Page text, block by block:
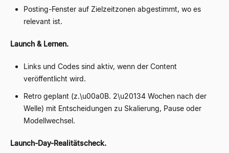
Posting-Fenster auf Zielzeitzonen abgestimmt, wo es
relevant ist.
Launch & Lernen.
Links und Codes sind aktiv, wenn der Content
veröffentlicht wird.
Retro geplant (z.\u00a0B. 2\u20134 Wochen nach der
Welle) mit Entscheidungen zu Skalierung, Pause oder
Modellwechsel.
Launch-Day-Realitätscheck.